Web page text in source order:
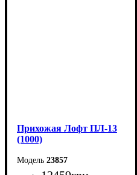
Прихожая Лофт ПЛ-13
(1000)
23857